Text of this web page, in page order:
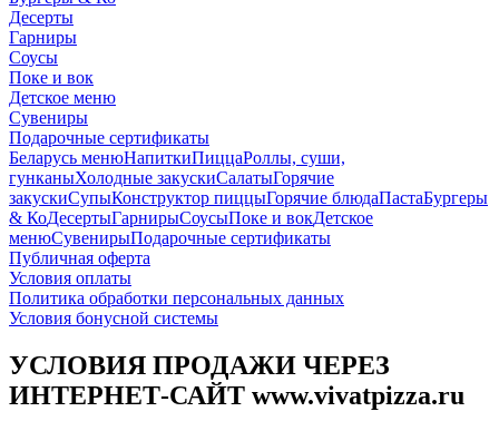
Десерты
Гарниры
Соусы
Поке и вок
Детское меню
Сувениры
Подарочные сертификаты
Беларусь менюНапиткиПиццаРоллы, суши,
гунканыХолодные закускиСалатыГорячие
закускиСупыКонструктор пиццыГорячие блюдаПастаБургеры
& КоДесертыГарнирыСоусыПоке и вокДетское
менюСувенирыПодарочные сертификаты
Публичная оферта
Условия оплаты
Политика обработки персональных данных
Условия бонусной системы
УСЛОВИЯ ПРОДАЖИ ЧЕРЕЗ
ИНТЕРНЕТ-САЙТ www.vivatpizza.ru